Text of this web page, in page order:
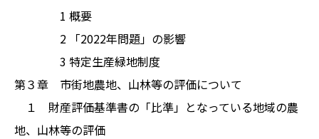
1 概要
2 「2022年問題」の影響
3 特定生産緑地制度
第３章 市街地農地、山林等の評価について
１ 財産評価基準書の「比準」となっている地域の農
地、山林等の評価